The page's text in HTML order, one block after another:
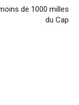
de 1000 milles
du Cap